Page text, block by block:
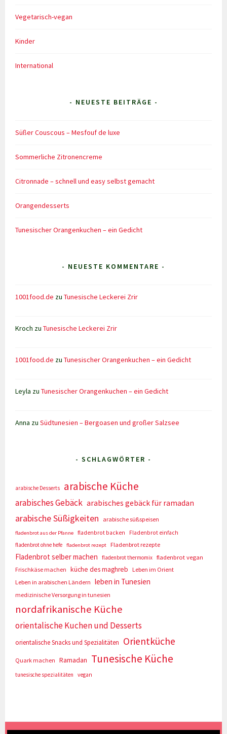
Vegetarisch-vegan
Kinder
International
- NEUESTE BEITRÄGE -
Süßer Couscous – Mesfouf de luxe
Sommerliche Zitronencreme
Citronnade – schnell und easy selbst gemacht
Orangendesserts
Tunesischer Orangenkuchen – ein Gedicht
- NEUESTE KOMMENTARE -
1001food.de zuTunesische Leckerei Zrir
Kroch zuTunesische Leckerei Zrir
1001food.de zuTunesischer Orangenkuchen – ein Gedicht
Leyla zuTunesischer Orangenkuchen – ein Gedicht
Anna zuSüdtunesien – Bergoasen und großer Salzsee
- SCHLAGWÖRTER -
arabische Desserts arabische Küche
arabisches Gebäck arabisches gebäck für ramadan
arabische Süßigkeiten arabische süßspeisen
fladenbrot aus der Pfanne fladenbrot backen
Fladenbrot einfach
fladenbrot ohne hefe
fladenbrot rezept Fladenbrot rezepte
Fladenbrot selber machen fladenbrot thermomix fladenbrot vegan
Frischkäse machen
küche des maghreb
Leben im Orient
Leben in arabischen Ländern
leben in Tunesien
medizinische Versorgung in tunesien
nordafrikanische Küche
orientalische Kuchen und Desserts
orientalische Snacks und Spezialitäten Orientküche
Quark machen Ramadan Tunesische Küche
tunesische spezialitäten vegan